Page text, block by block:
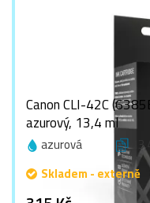
Canon CLI-42C
azurový, 13,4 ml
azurová
Skladem - externě